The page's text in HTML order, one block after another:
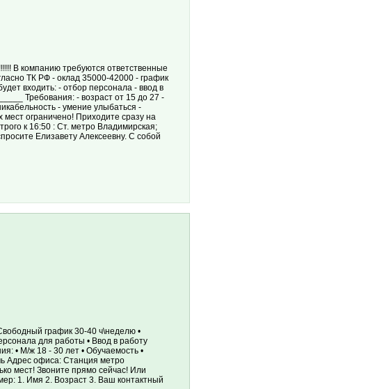
требуются ответственные
ТК РФ - оклад 35000-42000 - график
входить: - отбор персонала - ввод в
Требования: - возраст от 15 до 27 -
- умение улыбаться -
ограничено! Приходите сразу на
к 16:50 : Ст. метро Владимирская;
Елизавету Алексеевну. С собой
график 30-40 ч\неделю •
для работы • Ввод в работу
• М/ж 18 - 30 лет • Обучаемость •
Адрес офиса: Станция метро
мест! Звоните прямо сейчас! Или
1. Имя 2. Возраст 3. Ваш контактный